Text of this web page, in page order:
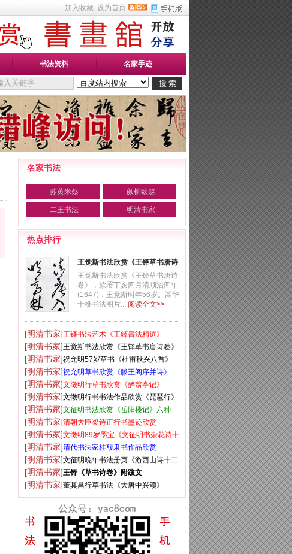
加入收藏 设为首页
书法资料 名家手迹
名家书法
苏黄米蔡 颜柳欧赵
二王书法 明清书家
热点排行
王觉斯书法欣赏《王铎草书唐诗
卷》
王觉斯书法欣赏《王铎草书唐诗
卷》，款署丁亥四月清顺治四年
(1647)，王觉斯时年56岁。嵩华
十樵书法图片... 阅读全文>>
[明清书家]王铎书法艺术《王鐸書法精選》
[明清书家]王觉斯书法欣赏《王铎草书唐诗卷》
[明清书家]祝允明57岁草书《杜甫秋兴八首》
[明清书家]祝允明草书欣赏《滕王阁序并诗》
[明清书家]文徵明行草书欣赏《醉翁亭记》
[明清书家]文徵明行书书法作品欣赏《琵琶行》
两种
[明清书家]文征明书法欣赏《岳阳楼记》六种
[明清书家]清朝大臣梁诗正行书墨迹欣赏
[明清书家]文徵明89岁墨宝《文征明书杂花诗十
二首》
[明清书家]清代书法家桂馥隶书作品欣赏
[明清书家]文征明晚年书法册页《游西山诗十二
首》
[明清书家]王铎《草书诗卷》附跋文
[明清书家]董其昌行草书法《大唐中兴颂》